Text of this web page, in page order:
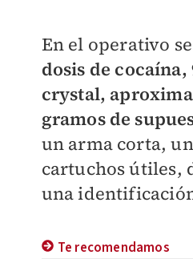
En el operativo
dosis de cocaína,
crystal,
gramos de
un arma corta,
cartuchos útiles,
una
Te recomendamos